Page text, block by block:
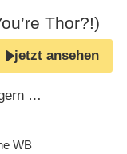
Thor?!)
jetzt ansehen
…
WB